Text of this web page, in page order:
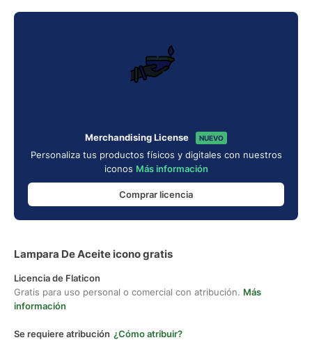
Merchandising License NUEVO
Personaliza tus productos físicos y digitales con nuestros
iconos Más información
Comprar licencia
Lampara De Aceite icono gratis
Licencia de Flaticon
Gratis para uso personal o comercial con atribución. Más
información
Se requiere atribución ¿Cómo atribuir?